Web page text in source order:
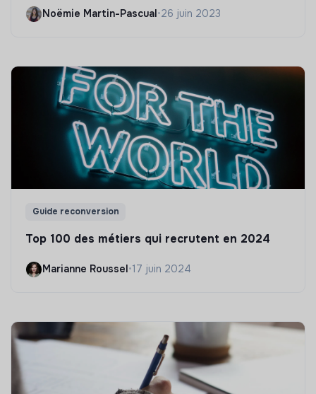
Noëmie Martin-Pascual •26 juin 2023
Guide reconversion
Top 100 des métiers qui recrutent en 2024
Marianne Roussel•17 juin 2024